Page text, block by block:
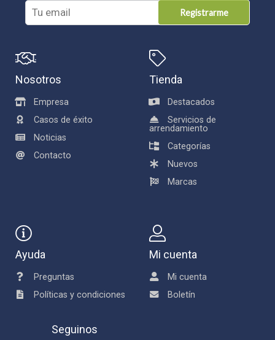
Registrarme
Nosotros
Empresa
Casos de éxito
Noticias
Contacto
Tienda
Destacados
Servicios de
arrendamiento
Categorías
Nuevos
Marcas
Ayuda
Preguntas
Políticas y condiciones
Mi cuenta
Mi cuenta
Boletín
Seguinos